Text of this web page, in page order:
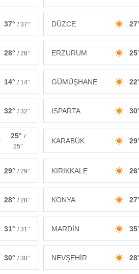
37° / 37° DÜZCE
28° / 28° ERZURUM
14° / 14° GÜMÜŞHANE
32° / 32° ISPARTA
25°/
25°
KARABÜK
29° / 29° KIRIKKALE
28° / 28° KONYA
31° / 31° MARDİN
30° / 30° NEVŞEHİR